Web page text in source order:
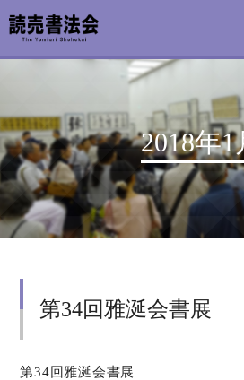
2018年1
第34回雅涎会書展
第34回雅涎会書展
お知らせ
読売書法会に
読売書法展
関連書道展